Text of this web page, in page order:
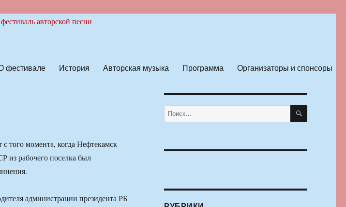
фестивале История Авторская музыка Программа Организаторы и спонсоры
того момента, когда Нефтекамск
из рабочего поселка был
администрации президента РБ
Искать: ПОИСК